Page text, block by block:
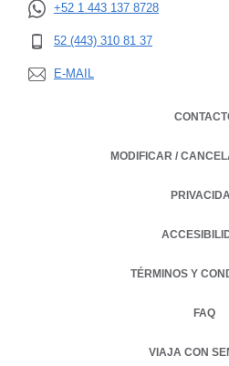
+52 1 443 137 8728
52 (443) 310 81 37
E-MAIL
MODIFICAR /
OPENS IN
TÉRMINOS Y
FAQ
VIAJA CON